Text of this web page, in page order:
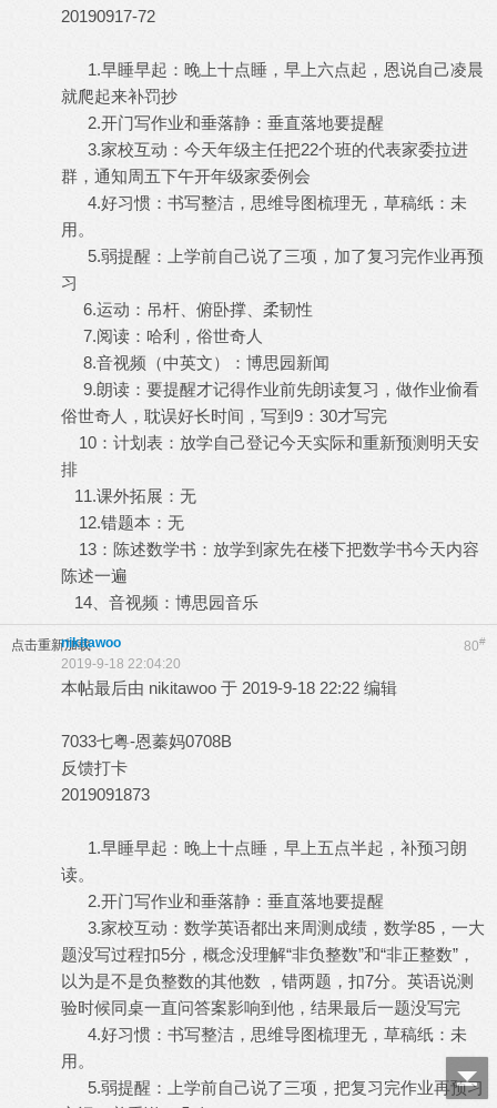
20190917-72
1.早睡早起：晚上十点睡，早上六点起，恩说自己凌晨
就爬起来补罚抄
2.开门写作业和垂落静：垂直落地要提醒
3.家校互动：今天年级主任把22个班的代表家委拉进
群，通知周五下午开年级家委例会
4.好习惯：书写整洁，思维导图梳理无，草稿纸：未
用。
5.弱提醒：上学前自己说了三项，加了复习完作业再预
习
6.运动：吊杆、俯卧撑、柔韧性
7.阅读：哈利，俗世奇人
8.音视频（中英文）：博思园新闻
9.朗读：要提醒才记得作业前先朗读复习，做作业偷看
俗世奇人，耽误好长时间，写到9：30才写完
10：计划表：放学自己登记今天实际和重新预测明天安
排
11.课外拓展：无
12.错题本：无
13：陈述数学书：放学到家先在楼下把数学书今天内容
陈述一遍
14、音视频：博思园音乐
点击重新加载 80#
nikitawoo
2019-9-18 22:04:20
本帖最后由 nikitawoo 于 2019-9-18 22:22 编辑
7033七粤-恩蓁妈0708B
反馈打卡
2019091873
1.早睡早起：晚上十点睡，早上五点半起，补预习朗
读。
2.开门写作业和垂落静：垂直落地要提醒
3.家校互动：数学英语都出来周测成绩，数学85，一大
题没写过程扣5分，概念没理解“非负整数”和“非正整数”，
以为是不是负整数的其他数 ，错两题，扣7分。英语说测
验时候同桌一直问答案影响到他，结果最后一题没写完
4.好习惯：书写整洁，思维导图梳理无，草稿纸：未
用。
5.弱提醒：上学前自己说了三项，把复习完作业再预习